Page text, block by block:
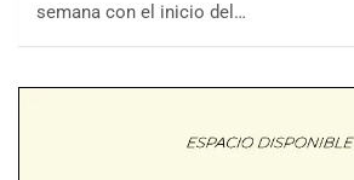
semana con el inicio del…